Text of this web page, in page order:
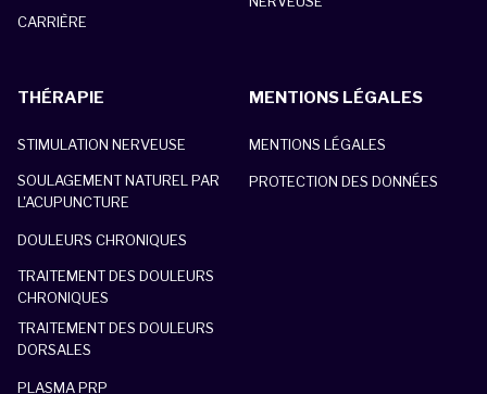
CARRIÈRE
THÉRAPIE
STIMULATION NERVEUSE
SOULAGEMENT NATUREL PAR
L'ACUPUNCTURE
DOULEURS CHRONIQUES
TRAITEMENT DES DOULEURS
CHRONIQUES
TRAITEMENT DES DOULEURS
DORSALES
PLASMA PRP
MENTIONS LÉGALES
MENTIONS LÉGALES
PROTECTION DES DONNÉES